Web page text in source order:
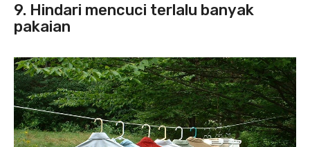
9. Hindari mencuci terlalu banyak
pakaian